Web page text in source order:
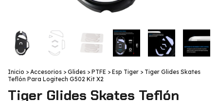
Inicio > Accesorios > Glides > PTFE > Esp Tiger > Tiger Glides Skates
Teflón Para Logitech G502 Kit X2
Tiger Glides Skates Teflón